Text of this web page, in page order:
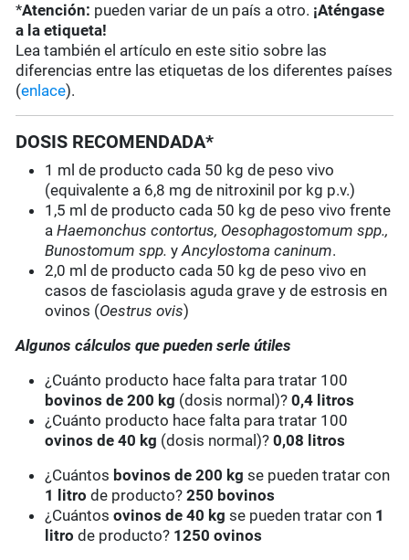
*Atención: pueden variar de un país a otro. ¡Aténgase
a la etiqueta!
Lea también el artículo en este sitio sobre las
diferencias entre las etiquetas de los diferentes países
(enlace).
DOSIS RECOMENDADA*
1 ml de producto cada 50 kg de peso vivo
(equivalente a 6,8 mg de nitroxinil por kg p.v.)
1,5 ml de producto cada 50 kg de peso vivo frente
aHaemonchus contortus, Oesophagostomum spp.,
Bunostomum spp.yAncylostoma caninum.
2,0 ml de producto cada 50 kg de peso vivo en
casos de fasciolasis aguda grave y de estrosis en
ovinos (Oestrus ovis)
Algunos cálculos que pueden serle útiles
¿Cuánto producto hace falta para tratar 100
bovinos de 200 kg (dosis normal)?0,4 litros
¿Cuánto producto hace falta para tratar 100
ovinos de 40 kg (dosis normal)?0,08 litros
¿Cuántos bovinos de 200 kg se pueden tratar con
1 litro de producto?250 bovinos
¿Cuántosovinos de 40 kg se pueden tratar con 1
litro de producto? 1250 ovinos